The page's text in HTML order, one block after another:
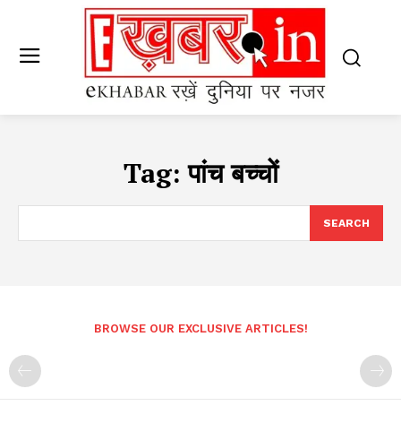
Tag:पांच बच्चों
SEARCH
BROWSE OUR EXCLUSIVE ARTICLES!